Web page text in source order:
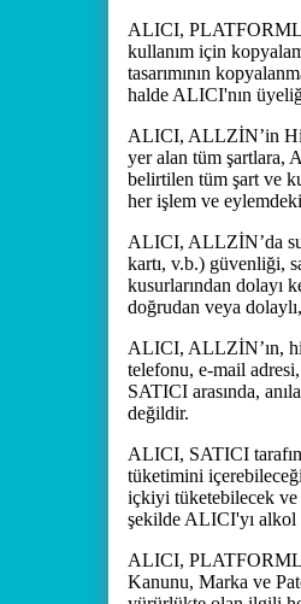
ALICI,
kullanım için
tasarımının
halde ALICI'nın
ALICI, ALLZİN’in
yer alan tüm şartlara,
belirtilen tüm şart ve
her işlem ve
ALICI, ALLZİN’da
kartı, v.b.) güvenliği,
kusurlarından dolayı
doğrudan veya
ALICI, ALLZİN’ın,
telefonu, e-mail
SATICI arasında,
değildir.
ALICI, SATICI
tüketimini
içkiyi tüketebilecek ve
şekilde ALICI'yı alkol
ALICI,
Kanunu, Marka ve